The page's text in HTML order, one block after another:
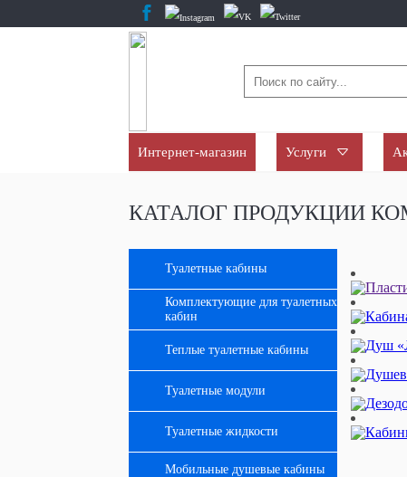
Интернет-магазин Услуги
КАТАЛОГ ПРОДУКЦИИ
Туалетные кабины
Комплектующие для туалетных
кабин
Теплые туалетные кабины
Туалетные модули
Туалетные жидкости
Мобильные душевые кабины